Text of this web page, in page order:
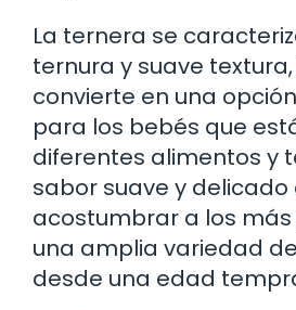
La ternera se
ternura y suave
convierte en una
para los bebés que
diferentes alimentos y
sabor suave y
acostumbrar a los
una amplia variedad
desde una edad